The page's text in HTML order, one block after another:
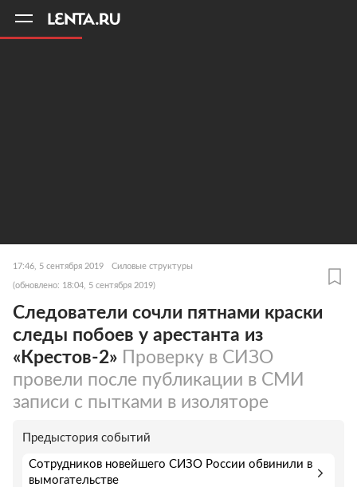
17:46, 5 сентября 2019 Силовые структуры
(обновлено: 18:04, 5 сентября 2019)
Следователи сочли пятнами краски
следы побоев у арестанта из
«Крестов-2» Проверку в СИЗО
провели после публикации в СМИ
записи с пытками в изоляторе
Предыстория событий
Сотрудников новейшего СИЗО России обвинили в
вымогательстве